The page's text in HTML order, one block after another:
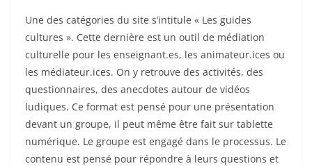
Une des catégories du site s’intitule « Les guides
cultures ». Cette dernière est un outil de médiation
culturelle pour les enseignant.es, les animateur.ices ou
les médiateur.ices. On y retrouve des activités, des
questionnaires, des anecdotes autour de vidéos
ludiques. Ce format est pensé pour une présentation
devant un groupe, il peut même être fait sur tablette
numérique. Le groupe est engagé dans le processus. Le
contenu est pensé pour répondre à leurs questions et